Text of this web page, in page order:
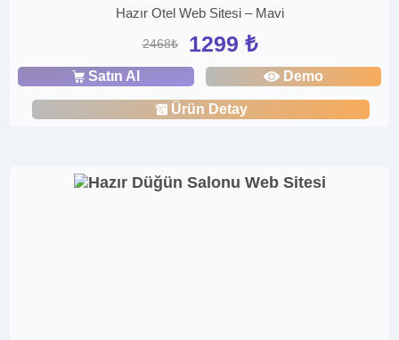
Hazır Otel Web Sitesi – Mavi
2468₺ 1299 ₺
Satın Al Demo
Ürün Detay